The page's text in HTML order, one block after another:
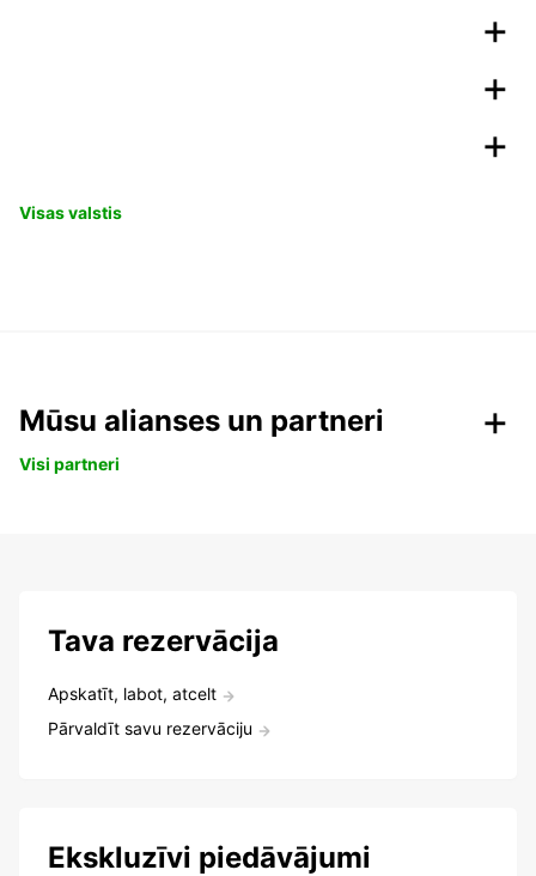
Visas valstis
Mūsu alianses un partneri
Visi partneri
Tava rezervācija
Apskatīt, labot, atcelt
Pārvaldīt savu rezervāciju
Ekskluzīvi piedāvājumi